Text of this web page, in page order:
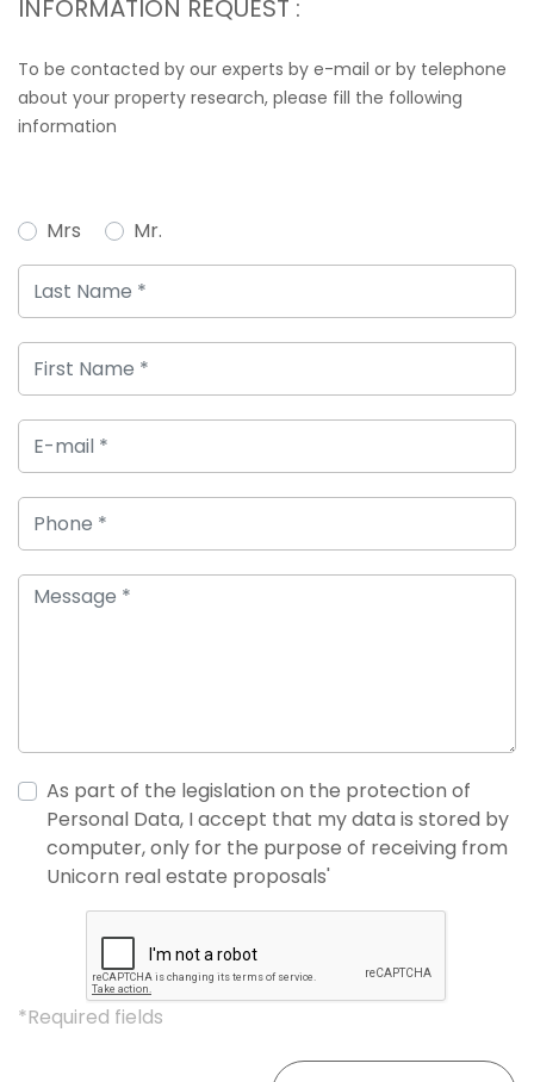
INFORMATION REQUEST :
To be contacted by our experts by e-mail or by telephone
about your property research, please fill the following
information
Mrs Mr.
As part of the legislation on the protection of
Personal Data, I accept that my data is stored by
computer, only for the purpose of receiving from
Unicorn real estate proposals'
*Required fields